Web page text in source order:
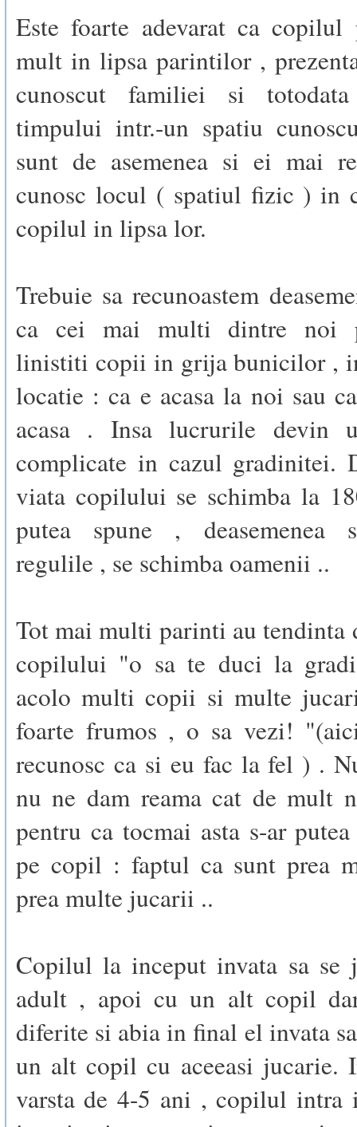
Este foarte adevarat ca copilul
mult in lipsa parintilor ,
cunoscut familiei si totodata
timpului intr.-un spatiu
sunt de asemenea si ei mai
cunosc locul ( spatiul fizic ) in
copilul in lipsa lor.
Trebuie sa recunoastem
ca cei mai multi dintre noi
linistiti copii in grija bunicilor ,
locatie : ca e acasa la noi sau
acasa . Insa lucrurile devin
complicate in cazul gradinitei.
viata copilului se schimba la
putea spune , deasemenea
regulile , se schimba oamenii ..
Tot mai multi parinti au tendinta
copilului "o sa te duci la
acolo multi copii si multe
foarte frumos , o sa vezi!
recunosc ca si eu fac la fel ) .
nu ne dam reama cat de mult
pentru ca tocmai asta s-ar
pe copil : faptul ca sunt prea
prea multe jucarii ..
Copilul la inceput invata sa se
adult , apoi cu un alt copil
diferite si abia in final el invata
un alt copil cu aceeasi jucarie.
varsta de 4-5 ani , copilul intra